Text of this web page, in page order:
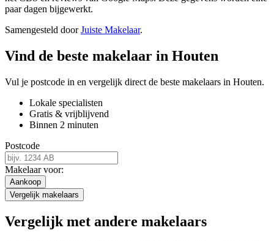
paar dagen bijgewerkt.
Samengesteld doorJuiste Makelaar.
Vind de beste makelaar in Houten
Vul je postcode in en vergelijk direct de beste makelaars in Houten.
Lokale specialisten
Gratis & vrijblijvend
Binnen 2 minuten
Postcode
Makelaar voor:
Aankoop
Vergelijk makelaars
Vergelijk met andere makelaars